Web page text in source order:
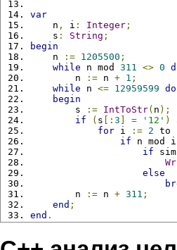
var
    n
, i : Integer ;
    s
: String ;
begin
    n
:= 1205500 ;
while n mod 311 <> 0
        n
:= n + 1 ;
while n <= 12959599 do
begin
        s
:= IntToStr( n );
if
( s [: 3 = '12' )
for i := 2 to
if n mod
if
else
        n
:= n + 311 ;
end ;
end .